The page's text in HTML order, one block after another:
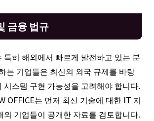
금융 법규
특히 해외에서 빠르게 발전하고 있는 분
는 기업들은 최신의 외국 규제를 바탕
시스템 구현 가능성을 고려해야 합니다.
OFFICE는 먼저 최신 기술에 대한 IT 지
외 기업들이 공개한 자료를 검토합니다.